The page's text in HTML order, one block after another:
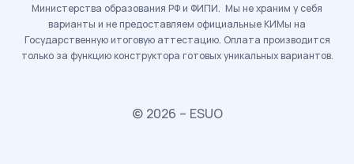
Министерства образования РФ и ФИПИ. Мы не храним у себя
варианты и не предоставляем официальные КИМы на
Государственную итоговую аттестацию. Оплата производится
только за функцию конструктора готовых уникальных вариантов.
© 2026 – ESUO